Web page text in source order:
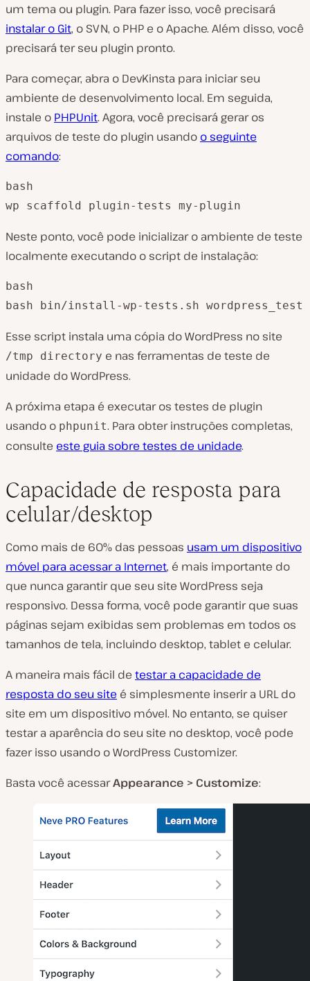
um tema ou plugin. Para fazer isso, você precisará
instalar o Git, o SVN, o PHP e o Apache. Além disso, você
precisará ter seu plugin pronto.
Para começar, abra o DevKinsta para iniciar seu
ambiente de desenvolvimento local. Em seguida,
instale o PHPUnit. Agora, você precisará gerar os
arquivos de teste do plugin usando o seguinte
comando:
bash
wp scaffold plugin-tests my-plugin
Neste ponto, você pode inicializar o ambiente de teste
localmente executando o script de instalação:
bash
bash bin/install-wp-tests.sh
Esse script instala uma cópia do WordPress no site
/tmp directory e nas ferramentas de teste de
unidade do WordPress.
A próxima etapa é executar os testes de plugin
usando o phpunit. Para obter instruções completas,
consulte este guia sobre testes de unidade.
Capacidade de resposta para
celular/desktop
Como mais de 60% das pessoas usam um dispositivo
móvel para acessar a Internet, é mais importante do
que nunca garantir que seu site WordPress seja
responsivo. Dessa forma, você pode garantir que suas
páginas sejam exibidas sem problemas em todos os
tamanhos de tela, incluindo desktop, tablet e celular.
A maneira mais fácil de testar a capacidade de
resposta do seu site é simplesmente inserir a URL do
site em um dispositivo móvel. No entanto, se quiser
testar a aparência do seu site no desktop, você pode
fazer isso usando o WordPress Customizer.
Basta você acessarAppearance > Customize: